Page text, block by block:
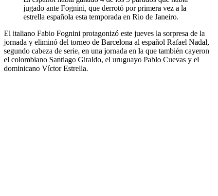
jugado ante Fognini, que derrotó por primera vez a la
estrella española esta temporada en Rio de Janeiro.
El italiano Fabio Fognini protagonizó este jueves la sorpresa de la
jornada y eliminó del torneo de Barcelona al español Rafael Nadal,
segundo cabeza de serie, en una jornada en la que también cayeron
el colombiano Santiago Giraldo, el uruguayo Pablo Cuevas y el
dominicano Víctor Estrella.